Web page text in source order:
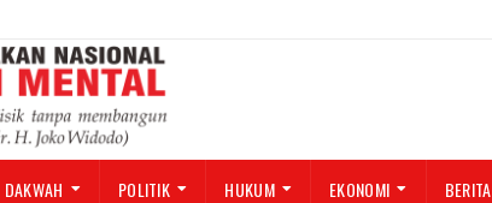
DAKWAH POLITIK HUKUM EKONOMI BERITA